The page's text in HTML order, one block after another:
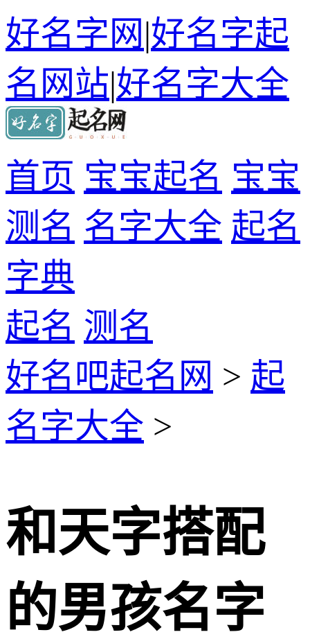
好名字网|好名字起
名网站|好名字大全
首页 宝宝起名 宝宝
测名 名字大全 起名
字典
起名 测名
好名吧起名网 > 起
名字大全 >
和天字搭配
的男孩名字